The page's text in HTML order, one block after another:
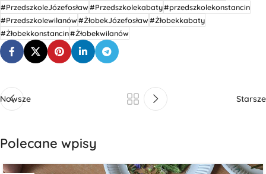
#PrzedszkoleJózefosław#Przedszkolekabaty#przedszkolekonstancin
#Przedszkolewilanów#ŻłobekJózefosław#Żłobekkabaty
#Żłobekkonstancin#Żłobekwilanów
Nowsze Starsze
Polecane wpisy